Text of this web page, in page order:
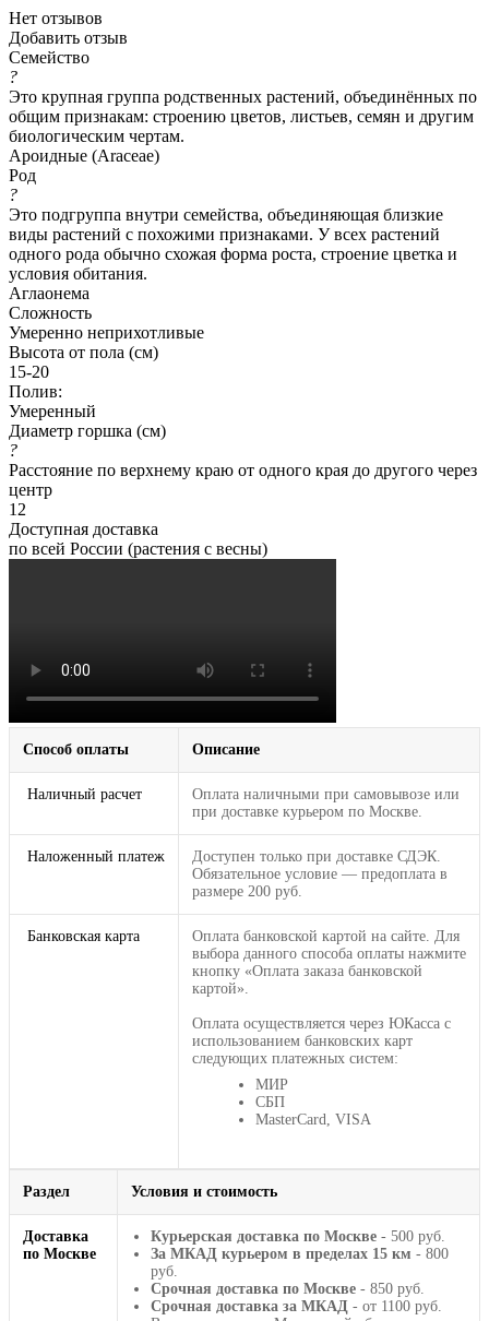
Нет отзывов
Добавить отзыв
Семейство
?
Это крупная группа родственных растений, объединённых по
общим признакам: строению цветов, листьев, семян и другим
биологическим чертам.
Ароидные (Araceae)
Род
?
Это подгруппа внутри семейства, объединяющая близкие
виды растений с похожими признаками. У всех растений
одного рода обычно схожая форма роста, строение цветка и
условия обитания.
Аглаонема
Сложность
Умеренно неприхотливые
Высота от пола (см)
15-20
Полив:
Умеренный
Диаметр горшка (см)
?
Расстояние по верхнему краю от одного края до другого через
центр
12
Доступная доставка
по всей России (растения с весны)
Способ оплаты Описание
Наличный расчет
Оплата наличными при самовывозе или
при доставке курьером по Москве.
Наложенный платеж
Доступен только при доставке СДЭК.
Обязательное условие — предоплата в
размере 200 руб.
Банковская карта
Оплата банковской картой на сайте. Для
выбора данного способа оплаты нажмите
кнопку «Оплата заказа банковской
картой».
Оплата осуществляется через ЮКасса с
использованием банковских карт
следующих платежных систем:
МИР
СБП
MasterCard, VISA
Раздел Условия и стоимость
Доставка
по Москве
Курьерская доставка по Москве - 500 руб.
За МКАД курьером в пределах 15 км - 800
руб.
Срочная доставка по Москве - 850 руб.
Срочная доставка за МКАД - от 1100 руб.